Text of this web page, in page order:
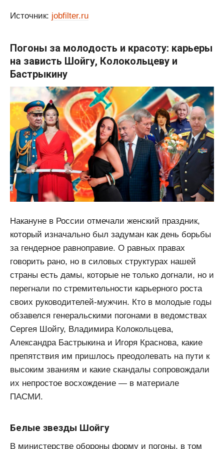
Источник: jobfilter.ru
Погоны за молодость и красоту: карьеры
на зависть Шойгу, Колокольцеву и
Бастрыкину
Накануне в России отмечали женский праздник,
который изначально был задуман как день борьбы
за гендерное равноправие. О равных правах
говорить рано, но в силовых структурах нашей
страны есть дамы, которые не только догнали, но и
перегнали по стремительности карьерного роста
своих руководителей-мужчин. Кто в молодые годы
обзавелся генеральскими погонами в ведомствах
Сергея Шойгу, Владимира Колокольцева,
Александра Бастрыкина и Игоря Краснова, какие
препятствия им пришлось преодолевать на пути к
высоким званиям и какие скандалы сопровождали
их непростое восхождение — в материале
ПАСМИ.
Белые звезды Шойгу
В министерстве обороны форму и погоны, в том